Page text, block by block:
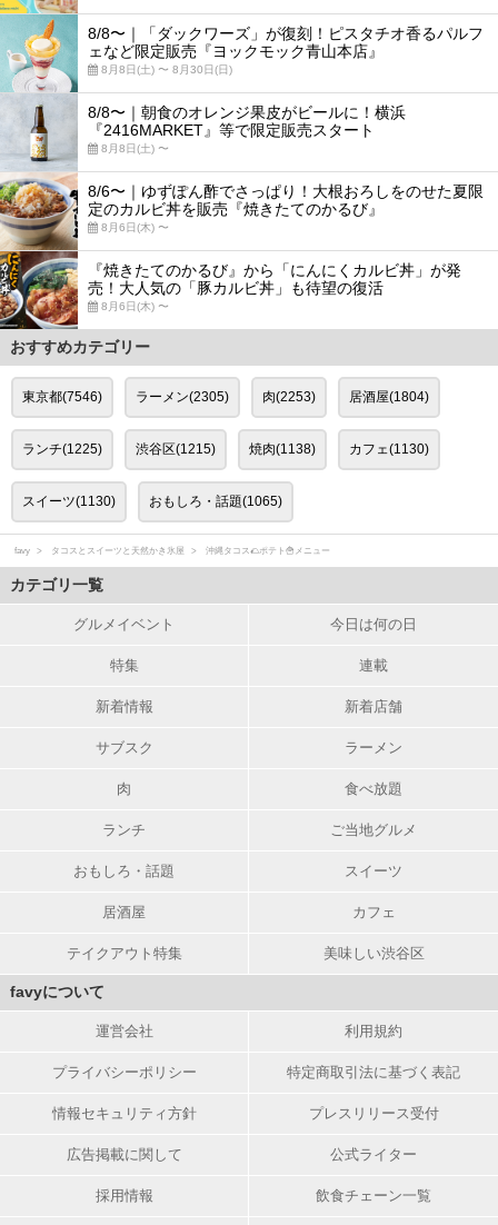
8/8〜｜「ダックワーズ」が復刻！ピスタチオ香るパルフ
ェなど限定販売『ヨックモック青山本店』
8月8日(土) 〜 8月30日(日)
8/8〜｜朝食のオレンジ果皮がビールに！横浜
『2416MARKET』等で限定販売スタート
8月8日(土) 〜
8/6〜｜ゆずぽん酢でさっぱり！大根おろしをのせた夏限
定のカルビ丼を販売『焼きたてのかるび』
8月6日(木) 〜
『焼きたてのかるび』から「にんにくカルビ丼」が発
売！大人気の「豚カルビ丼」も待望の復活
8月6日(木) 〜
おすすめカテゴリー
東京都(7546) ラーメン(2305) 肉(2253) 居酒屋(1804)
ランチ(1225) 渋谷区(1215) 焼肉(1138) カフェ(1130)
スイーツ(1130) おもしろ・話題(1065)
favy タコスとスイーツと天然かき氷屋 沖縄タコス🌮ポテト🍟メニュー
カテゴリ一覧
グルメイベント 今日は何の日
特集 連載
新着情報 新着店舗
サブスク ラーメン
肉 食べ放題
ランチ ご当地グルメ
おもしろ・話題 スイーツ
居酒屋 カフェ
テイクアウト特集 美味しい渋谷区
favyについて
運営会社 利用規約
プライバシーポリシー 特定商取引法に基づく表記
情報セキュリティ方針 プレスリリース受付
広告掲載に関して 公式ライター
採用情報 飲食チェーン一覧